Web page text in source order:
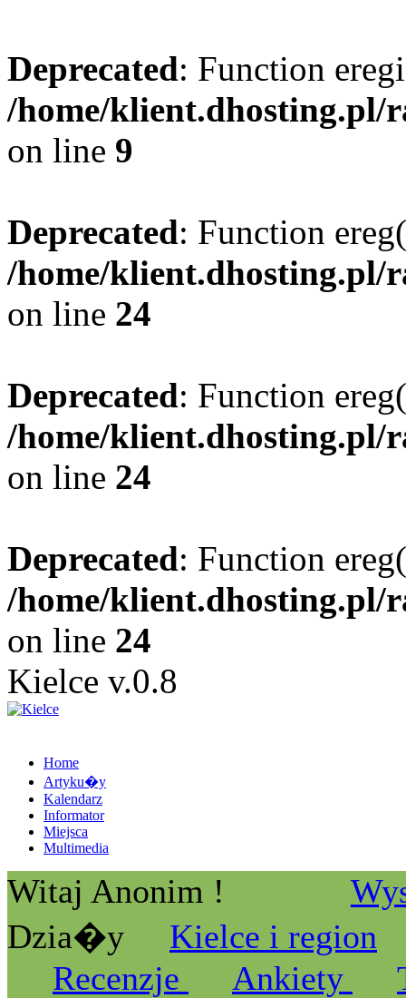
Deprecated: Function
/home/klient.dhosting.pl/
on line 9
Deprecated: Function
/home/klient.dhosting.pl/
on line 24
Deprecated: Function
/home/klient.dhosting.pl/
on line 24
Deprecated: Function
/home/klient.dhosting.pl/
on line 24
Kielce v.0.8
Home
Artyku�y
Kalendarz
Informator
Miejsca
Multimedia
Witaj Anonim !
Dzia�y
Kielce i region
Recenzje
Ankiety